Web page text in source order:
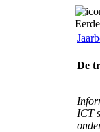
De
ICT